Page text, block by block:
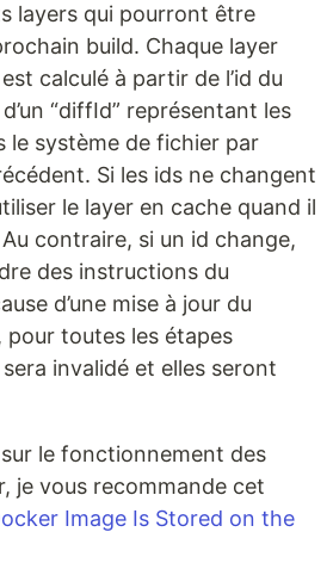
layers qui pourront être
build. Chaque layer
calculé à partir de l’id du
“diffId” représentant les
le système de fichier par
Si les ids ne changent
le layer en cache quand il
contraire, si un id change,
des instructions du
d’une mise à jour du
pour toutes les étapes
invalidé et elles seront
le fonctionnement des
je vous recommande cet
Image Is Stored on the